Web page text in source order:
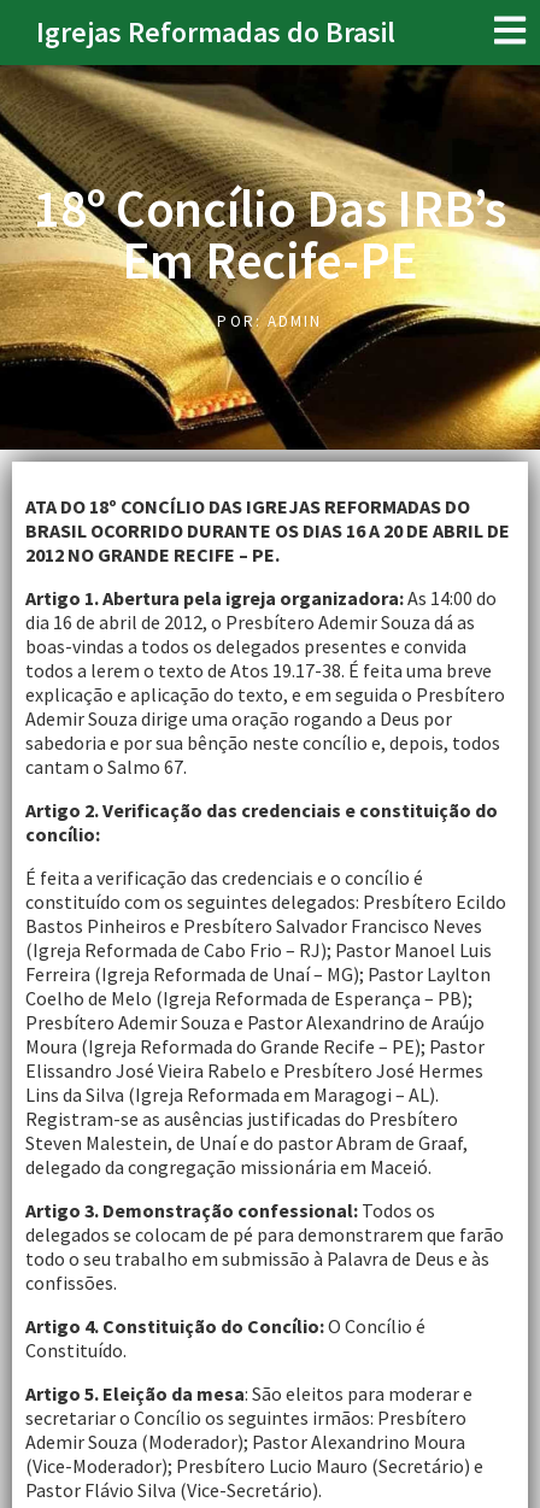
Igrejas Reformadas do Brasil
18º Concílio Das IRB’s
Em Recife-PE
POR:ADMIN
ATA DO 18º CONCÍLIO DAS IGREJAS REFORMADAS DO
BRASIL OCORRIDO DURANTE OS DIAS 16 A 20 DE ABRIL DE
2012 NO GRANDE RECIFE – PE.
Artigo 1. Abertura pela igreja organizadora:As 14:00 do
dia 16 de abril de 2012, o Presbítero Ademir Souza dá as
boas-vindas a todos os delegados presentes e convida
todos a lerem o texto de Atos 19.17-38. É feita uma breve
explicação e aplicação do texto, e em seguida o Presbítero
Ademir Souza dirige uma oração rogando a Deus por
sabedoria e por sua bênção neste concílio e, depois, todos
cantam o Salmo 67.
Artigo 2. Verificação das credenciais e constituição do
concílio:
É feita a verificação das credenciais e o concílio é
constituído com os seguintes delegados: Presbítero Ecildo
Bastos Pinheiros e Presbítero Salvador Francisco Neves
(Igreja Reformada de Cabo Frio – RJ); Pastor Manoel Luis
Ferreira (Igreja Reformada de Unaí – MG); Pastor Laylton
Coelho de Melo (Igreja Reformada de Esperança – PB);
Presbítero Ademir Souza e Pastor Alexandrino de Araújo
Moura (Igreja Reformada do Grande Recife – PE); Pastor
Elissandro José Vieira Rabelo e Presbítero José Hermes
Lins da Silva (Igreja Reformada em Maragogi – AL).
Registram-se as ausências justificadas do Presbítero
Steven Malestein, de Unaí e do pastor Abram de Graaf,
delegado da congregação missionária em Maceió.
Artigo 3. Demonstração confessional: Todos os
delegados se colocam de pé para demonstrarem que farão
todo o seu trabalho em submissão à Palavra de Deus e às
confissões.
Artigo 4. Constituição do Concílio:O Concílio é
Constituído.
Artigo 5. Eleição da mesa: São eleitos para moderar e
secretariar o Concílio os seguintes irmãos: Presbítero
Ademir Souza (Moderador); Pastor Alexandrino Moura
(Vice-Moderador); Presbítero Lucio Mauro (Secretário) e
Pastor Flávio Silva (Vice-Secretário).